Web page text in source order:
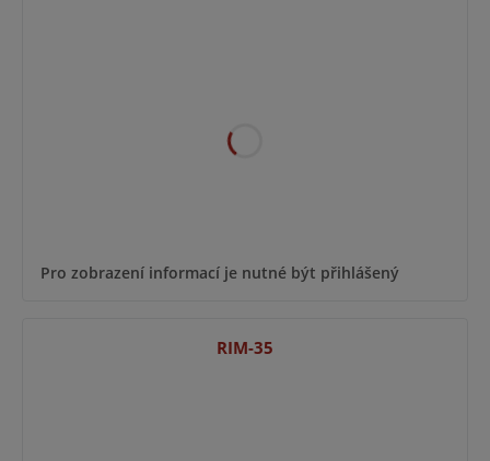
Pro zobrazení informací je nutné být přihlášený
RIM-35